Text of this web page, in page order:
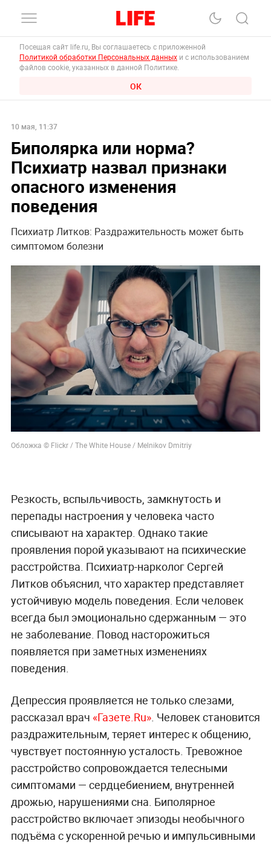
Посещая сайт life.ru, Вы соглашаетесь с приложенной
Политикой обработки Персональных данных и с использованием
файлов cookie, указанных в данной Политике.
ОК
10 мая, 11:37
Биполярка или норма?
Психиатр назвал признаки
опасного изменения
поведения
Психиатр Литков: Раздражительность может быть
симптомом болезни
Обложка © Flickr / The White House / Melnikov Dmitriy
Резкость, вспыльчивость, замкнутость и
перепады настроения у человека часто
списывают на характер. Однако такие
проявления порой указывают на психические
расстройства. Психиатр-нарколог Сергей
Литков объяснил, что характер представляет
устойчивую модель поведения. Если человек
всегда был эмоционально сдержанным — это
не заболевание. Повод насторожиться
появляется при заметных изменениях
поведения.
Депрессия проявляется не только слезами,
рассказал врач «Газете.Ru». Человек становится
раздражительным, теряет интерес к общению,
чувствует постоянную усталость. Тревожное
расстройство сопровождается телесными
симптомами — сердцебиением, внутренней
дрожью, нарушениями сна. Биполярное
расстройство включает эпизоды необычного
подъёма с ускоренной речью и импульсивными